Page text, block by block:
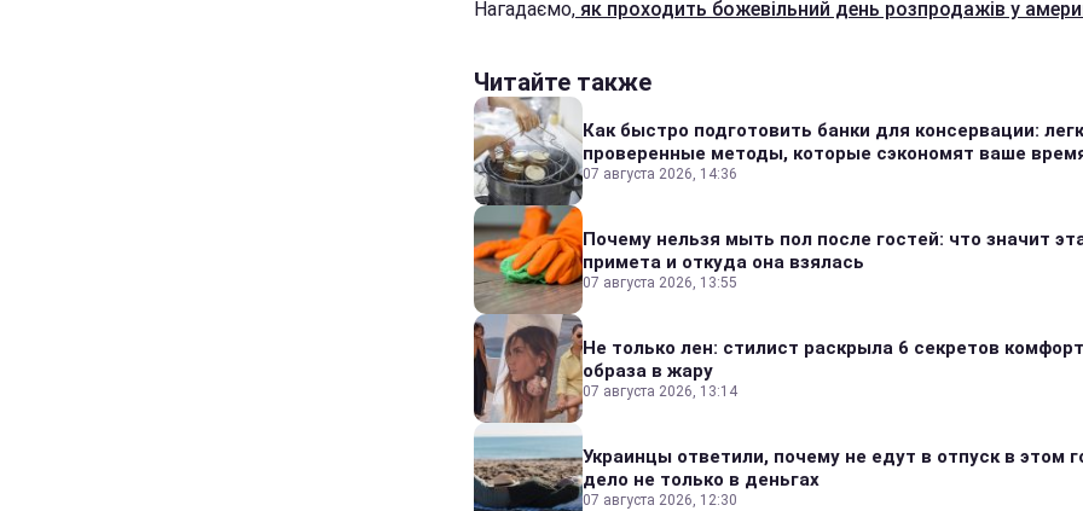
Нагадаємо, як проходить божевільний день розпродажів у
Читайте также
Как быстро подготовить банки для консервации:
проверенные методы, которые сэкономят ваше
07 августа 2026, 14:36
Почему нельзя мыть пол после гостей: что значит
примета и откуда она взялась
07 августа 2026, 13:55
Не только лен: стилист раскрыла 6 секретов
образа в жару
07 августа 2026, 13:14
Украинцы ответили, почему не едут в отпуск в этом
дело не только в деньгах
07 августа 2026, 12:30